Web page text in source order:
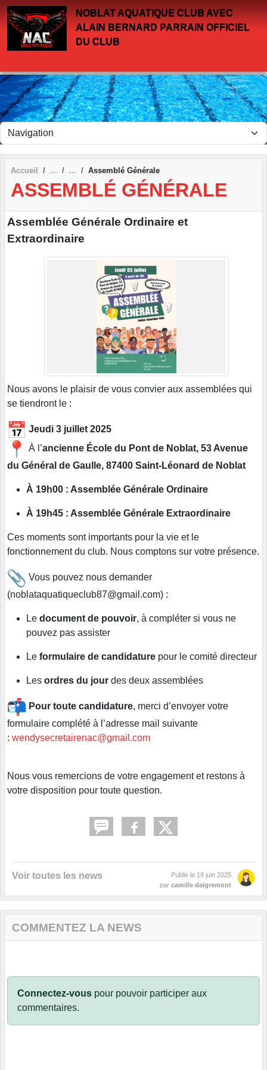
NOBLAT AQUATIQUE CLUB AVEC
ALAIN BERNARD PARRAIN OFFICIEL
DU CLUB
Accueil Assemblé Générale
ASSEMBLÉ GÉNÉRALE
Assemblée Générale Ordinaire et
Extraordinaire
Nous avons le plaisir de vous convier aux assemblées qui
se tiendront le :
Jeudi 3 juillet 2025
À l’ancienne École du Pont de Noblat, 53 Avenue
du Général de Gaulle, 87400 Saint-Léonard de Noblat
À 19h00 : Assemblée Générale Ordinaire
À 19h45 : Assemblée Générale Extraordinaire
Ces moments sont importants pour la vie et le
fonctionnement du club. Nous comptons sur votre présence.
Vous pouvez nous demander
(noblataquatiqueclub87@gmail.com) :
Le document de pouvoir, à compléter si vous ne
pouvez pas assister
Le formulaire de candidature pour le comité directeur
Les ordres du jour des deux assemblées
Pour toute candidature, merci d’envoyer votre
formulaire complété à l’adresse mail suivante
: wendysecretairenac@gmail.com
Nous vous remercions de votre engagement et restons à
votre disposition pour toute question.
Voir toutes les news Publié le 18 juin 2025
par camille daigremont
COMMENTEZ LA NEWS
Connectez-vous pour pouvoir participer aux
commentaires.
Panneau de gestion des cookies